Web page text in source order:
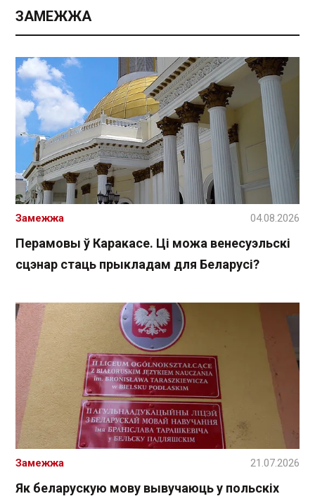
ЗАМЕЖЖА
Перамовы ў Каракасе. Ці можа венесуэльскі
сцэнар стаць прыкладам для Беларусі?
Замежжа 04.08.2026
Як беларускую мову вывучаюць у польскіх
Замежжа 21.07.2026